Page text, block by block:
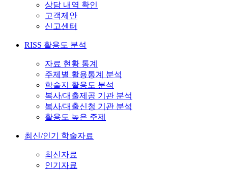
상담 내역 확인
고객제안
신고센터
RISS 활용도 분석
자료 현황 통계
주제별 활용통계 분석
학술지 활용도 분석
복사/대출제공 기관 분석
복사/대출신청 기관 분석
활용도 높은 주제
최신/인기 학술자료
최신자료
인기자료